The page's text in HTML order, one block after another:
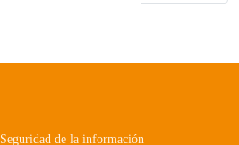
Seguridad de la información